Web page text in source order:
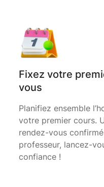
Fixez votre
vous
Planifiez ensemble
votre premier cours.
rendez-vous
professeur, lancez-
confiance !